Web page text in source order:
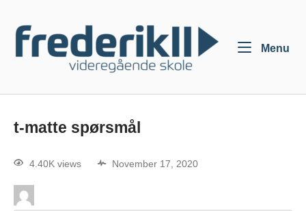
Menu
t-matte spørsmål
4.40K views November 17, 2020